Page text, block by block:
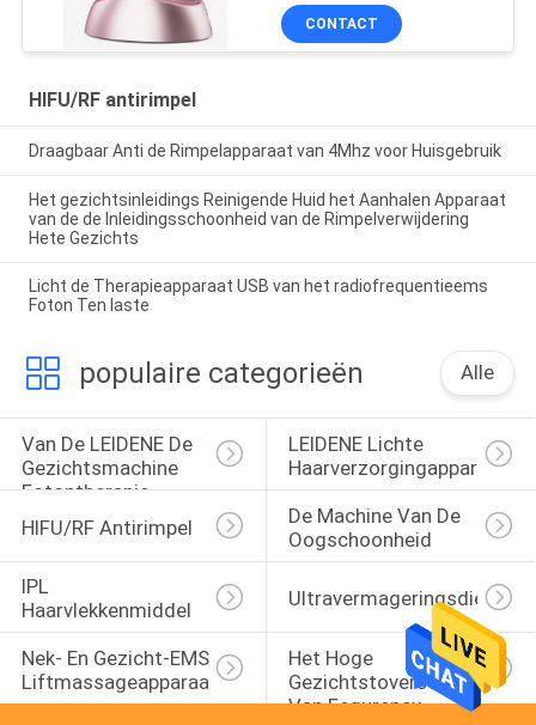
Multifunctioneel
huishoudelijk
CONTACT
HIFU/RF antirimpel
Draagbaar Anti de Rimpelapparaat van 4Mhz voor Huisgebruik
Het gezichtsinleidings Reinigende Huid het Aanhalen Apparaat
van de de Inleidingsschoonheid van de Rimpelverwijdering
Hete Gezichts
Licht de Therapieapparaat USB van het radiofrequentieems
Foton Ten laste
populaire categorieën Alle
Van De LEIDENE De
Gezichtsmachine
Fotontherapie
LEIDENE Lichte
Haarverzorgingapparaten
HIFU/RF Antirimpel
De Machine Van De
Oogschoonheid
IPL
Haarvlekkenmiddel
Nek- En Gezicht-EMS-
Liftmassageapparaat
Het Hoge
Gezichtstoverstokje
Van Fequrency